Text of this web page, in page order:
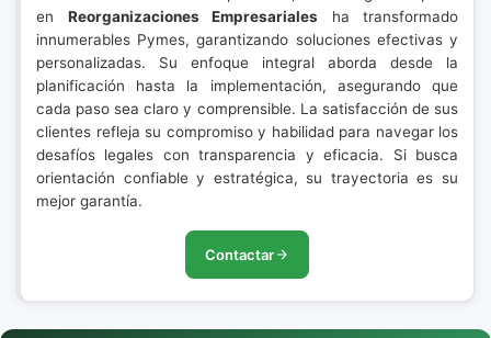
en Reorganizaciones Empresariales ha transformado
innumerables Pymes, garantizando soluciones efectivas y
personalizadas. Su enfoque integral aborda desde la
planificación hasta la implementación, asegurando que
cada paso sea claro y comprensible. La satisfacción de sus
clientes refleja su compromiso y habilidad para navegar los
desafíos legales con transparencia y eficacia. Si busca
orientación confiable y estratégica, su trayectoria es su
mejor garantía.
Contactar